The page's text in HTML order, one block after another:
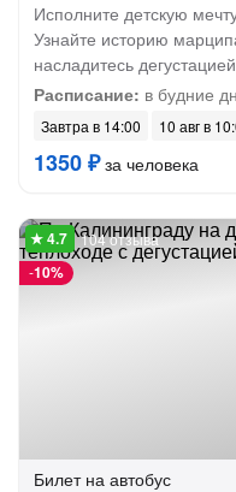
Исполните детскую
Узнайте историю
насладитесь дегустацией
Расписание: в будние
Завтра в 14:00 10 авг в
1350 ₽за человека
-10%
104 отзыва
Билет на автобус